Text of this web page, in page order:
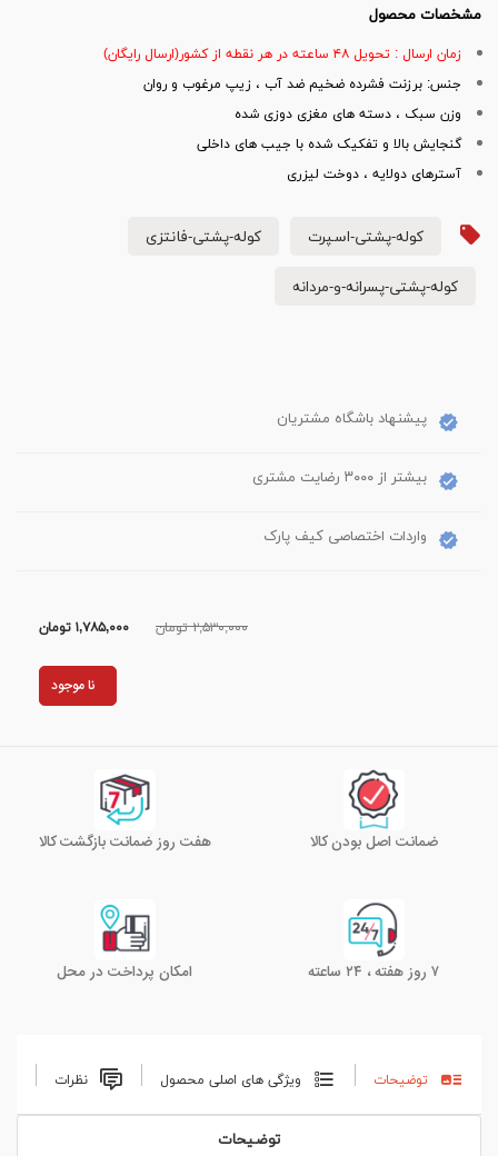
مشخصات محصول
زمان ارسال : تحویل ۴۸ ساعته در هر نقطه از کشور(ارسال رایگان)
جنس: برزنت فشرده ضخیم ضد آب ، زیپ مرغوب و روان
وزن سبک ، دسته های مغزی دوزی شده
گنجایش بالا و تفکیک شده با جیب های داخلی
آسترهای دولایه ، دوخت لیزری
کوله-پشتی-اسپرت
کوله-پشتی-فانتزی
کوله-پشتی-پسرانه-و-مردانه
پیشنهاد باشگاه مشتریان
بیشتر از ۳۰۰۰ رضایت مشتری
واردات اختصاصی کیف پارک
۲,۵۳۰,۰۰۰ تومان ۱,۷۸۵,۰۰۰تومان
نا موجود
ضمانت اصل بودن کالا هفت روز ضمانت بازگشت کالا
۷ روز هفته ، ۲۴ ساعته امکان پرداخت در محل
توضیحات ویژگی های اصلی محصول نظرات
توضیحات